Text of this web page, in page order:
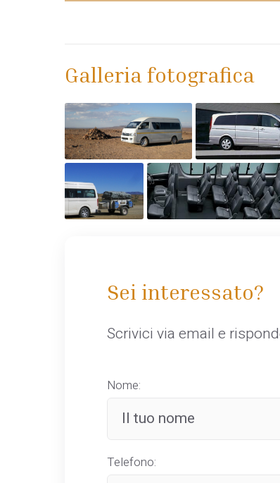
Galleria fotografica
Sei interessato?
Scrivici via email e
Nome:
Telefono: